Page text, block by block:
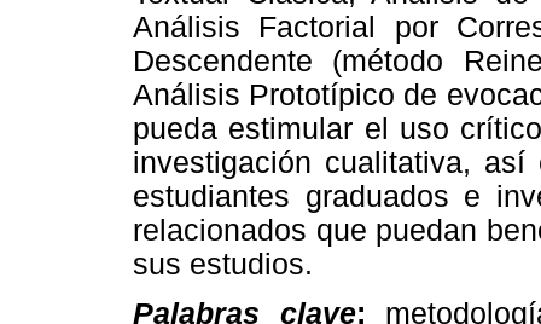
Análisis Factorial por
Descendente (método
Análisis Prototípico de
pueda estimular el uso
investigación cualitativa,
estudiantes graduados e
relacionados que puedan
sus estudios.
Palabras clave: